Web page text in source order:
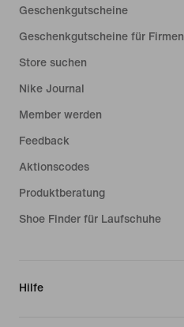
Geschenkgutscheine
Geschenkgutscheine für Firmen
Store suchen
Nike Journal
Member werden
Feedback
Aktionscodes
Produktberatung
Shoe Finder für Laufschuhe
Hilfe